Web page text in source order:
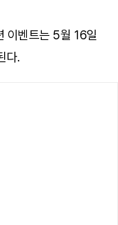
이벤트는 5월 16일
다.